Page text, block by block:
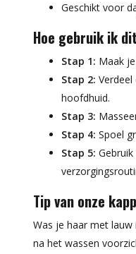
Geschikt voor
Hoe gebruik ik
Stap 1: Maak
Stap 2:
hoofdhuid.
Stap 3:
Stap 4: Spoel
Stap 5:
Tip van onze
Was je haar met
na het wassen